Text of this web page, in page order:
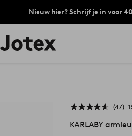
Nieuw hier? Schrijf je in voor
Jotex
logo
47
KARLABY